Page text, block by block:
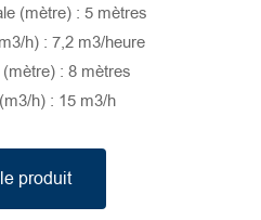
(mètre) : 5 mètres
h) : 7,2 m3/heure
: 8 mètres
h) : 15 m3/h
produit